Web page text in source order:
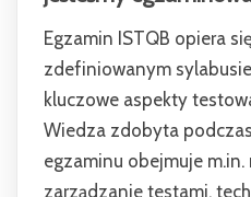
Egzamin ISTQB opiera
zdefiniowanym
kluczowe aspekty
Wiedza zdobyta
egzaminu obejmuje
zarządzanie testami,